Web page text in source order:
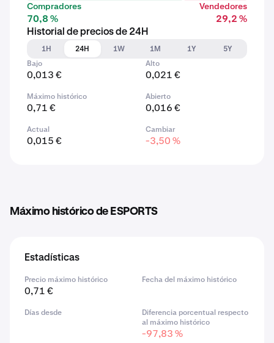
Compradores
70,8 %
Vendedores
29,2 %
Historial de precios de 24H
1H
24H 1W 1M 1Y
5Y
Bajo
0,013 €
Alto
0,021 €
Máximo histórico
0,71 €
Abierto
0,016 €
Actual
0,015 €
Cambiar
-3,50 %
Máximo histórico de ESPORTS
Estadísticas
Precio máximo histórico
0,71 €
Fecha del máximo histórico
Días desde
Diferencia porcentual respecto
al máximo histórico
-97,83 %